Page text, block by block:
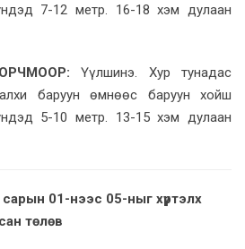
7-12 метр. 16-18 хэм дулаан
Үүлшинэ. Хур тунадас
баруун өмнөөс баруун хойш
5-10 метр. 13-15 хэм дулаан
01-нээс 05-ныг хүртэлх
төлөв